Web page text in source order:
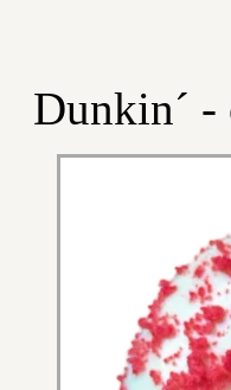
Dunkin´